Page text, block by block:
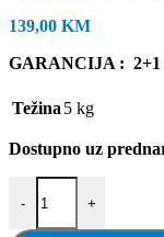
139,00 KM
GARANCIJA : 2+1
Težina 5 kg
Dostupno uz
-
Einhell električne
+